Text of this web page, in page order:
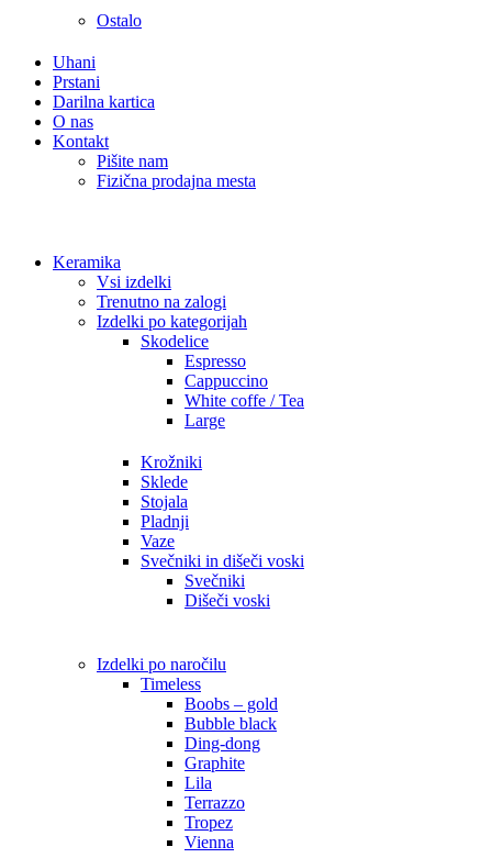
Ostalo
Uhani
Prstani
Darilna kartica
O nas
Kontakt
Pišite nam
Fizična prodajna mesta
Keramika
Vsi izdelki
Trenutno na zalogi
Izdelki po kategorijah
Skodelice
Espresso
Cappuccino
White coffe / Tea
Large
Krožniki
Sklede
Stojala
Pladnji
Vaze
Svečniki in dišeči voski
Svečniki
Dišeči voski
Izdelki po naročilu
Timeless
Boobs – gold
Bubble black
Ding-dong
Graphite
Lila
Terrazzo
Tropez
Vienna